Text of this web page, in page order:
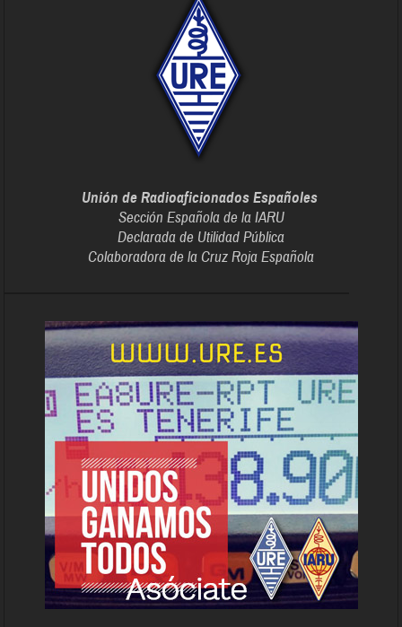
Unión de Radioaficionados Españoles
Sección Española de la IARU
Declarada de Utilidad Pública
Colaboradora de la Cruz Roja Española